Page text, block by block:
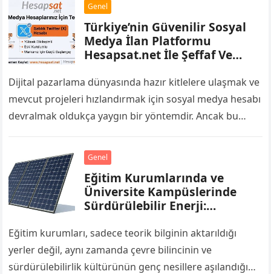
Genel
Türkiye’nin Güvenilir Sosyal
Medya İlan Platformu
Hesapsat.net İle Şeffaf Ve
Dijital pazarlama dünyasında hazır kitlelere ulaşmak ve
mevcut projeleri hızlandırmak için sosyal medya hesabı
devralmak oldukça yaygın bir yöntemdir. Ancak bu
Genel
Eğitim Kurumlarında ve
Üniversite Kampüslerinde
Sürdürülebilir Enerji:
Nesillerine Örnek Kampüsler
Eğitim kurumları, sadece teorik bilginin aktarıldığı
yerler değil, aynı zamanda çevre bilincinin ve
sürdürülebilirlik kültürünün genç nesillere aşılandığı